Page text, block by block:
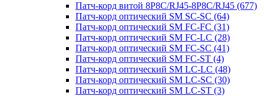
Патч-корд витой 8P8C/RJ45-8P8C/RJ45 (677)
Патч-корд оптический SM SC-SC (64)
Патч-корд оптический SM FC-FC (31)
Патч-корд оптический SM FC-LC (28)
Патч-корд оптический SM FC-SC (41)
Патч-корд оптический SM FC-ST (4)
Патч-корд оптический SM LC-LC (48)
Патч-корд оптический SM LC-SC (30)
Патч-корд оптический SM LC-ST (3)